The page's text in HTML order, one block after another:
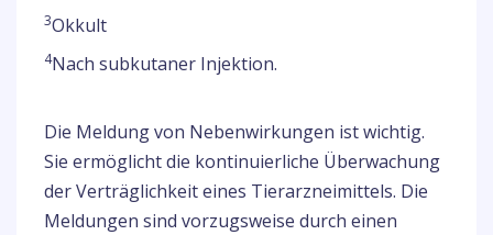
3Okkult
4Nach subkutaner Injektion.
Die Meldung von Nebenwirkungen ist wichtig.
Sie ermöglicht die kontinuierliche Überwachung
der Verträglichkeit eines Tierarzneimittels. Die
Meldungen sind vorzugsweise durch einen